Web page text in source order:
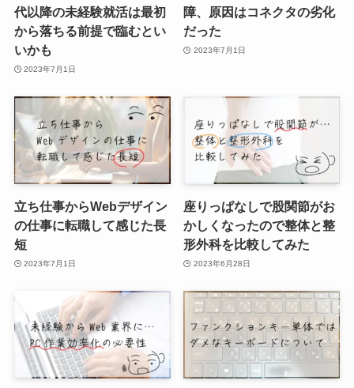
代以降の未経験就活は最初
から落ちる前提で臨むとい
いかも
2023年7月1日
障、原因はコネクタの劣化
だった
2023年7月1日
立ち仕事からWebデザイン
の仕事に転職して感じた長
短
2023年7月1日
座りっぱなしで股関節がお
かしくなったので整体と整
形外科を比較してみた
2023年6月28日